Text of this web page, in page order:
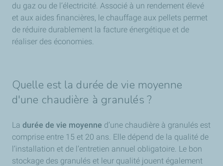
du gaz ou de l’électricité. Associé à un rendement élevé
et aux aides financières, le chauffage aux pellets permet
de réduire durablement la facture énergétique et de
réaliser des économies.
Quelle est la durée de vie moyenne
d'une chaudière à granulés ?
La durée de vie moyenne d’une chaudière à granulés est
comprise entre 15 et 20 ans. Elle dépend de la qualité de
l’installation et de l’entretien annuel obligatoire. Le bon
stockage des granulés et leur qualité jouent également